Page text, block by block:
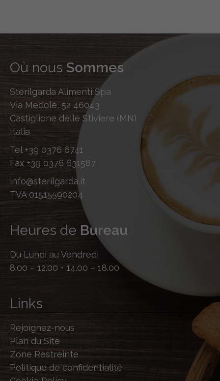
Où nous Sommes
Sterilgarda Alimenti Spa
Via Medole, 52 46043
Castiglione delle Stiviere (MN)
Italia
Tel +39 0376 6741
Fax +39 0376 631587
info@sterilgarda.it
TVA 01515590204
Heures de Bureau
Du Lundi au Vendredi
8.00 – 12.00 • 14.00 – 18.00
Links
Rejoignez-nous
Plan du Site
Zone Restreinte
Politique de confidentialité